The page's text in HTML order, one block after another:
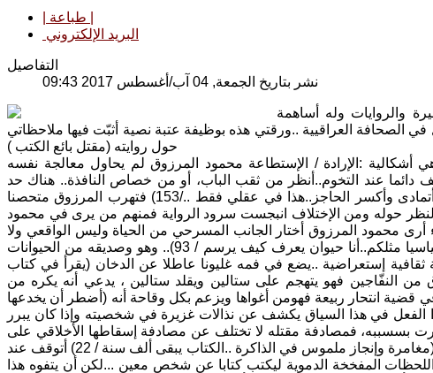
البريد الإلكتروني
التفاصيل
نشر بتاريخ الجمعة, 04 آب/أغسطس 2017 09:43
والروايات وله أساهمة
العراقيية ..ورقتي هذه بوظيفة عتبة نصية أثبّت فيها ملاحظاتي
حول روايته (مقتل بائع الكتب )
:الإرادة / الإستطاعة محمود المرزوق لم يحاول معالجة نفسه
عند التخوم..أنظر من ثقب الباب، أو من خصاص النافذة.. هناك حد
أخشى تجاوزه.. الحدود،أقول عنها متبجحا، إنها لاتعنيني.. وأذهب أحيانا بعيدا..أتمادى وأكسر الحاجز..هذا في عقلي فقط ../153) فتهرب المرزوق متحصنا
حوله ومن الإختلاف انبجست سرود الرواية فمنهم من يرى في محمود
أرى محمود المرزوق أختار الجانب المسرحي من الحياة وليس الواقعي ولا
المحلوم به فهو..يختلف مع الشيوعيين في السبعينات مدعيا (لست حيوانا سياسيا مثلكم..أنا حيوان يعرف كيف يرسم / 93).. وهو وصديقه من الحيوانات
إستعراضية ..يضع في فمه غليونا عاطلا عن الدخان (يقرأ في كتاب
ركن المقهى ../ 193) .. ومحمود المرزوق من النفّاجين فهو يتهجم على ستالين ويقلد ستالين ، يدعي أنه يكره من
قضية انتحار ربيعة فهومن أغواها ويزعم بكل وقاحة أنه (أضطر أن يخدعها
هذا الفعل في هذا السياق يكشف عن نذالات غزيرة في شخصيته وإذا كان يبرر
بسسببه، فمصادفة مقتله لا تختلف عن مصادفة إسقاطها الأخلاقي على
يديه ..في حين نعرف من حوار الاعلامي مع خطيبته أن الكتابة عن هذا الرجل (مغامرة وإنجاز ملموس في الذاكرة ..الكتاب يبقى ألف سنة / 22) أتوقف عند
المفخخة الدموية ليكتب كتابا عن شخص معين ...لكن أن يتفوه هذا